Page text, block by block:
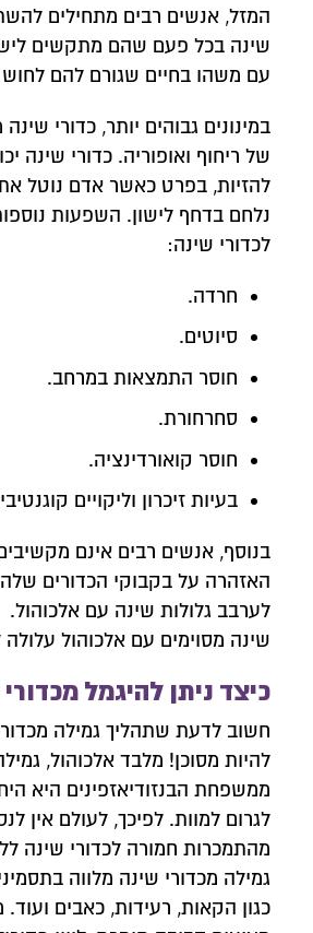
המזל, אנשים רבים מתחילים
שינה בכל פעם שהם מתקשים
עם משהו בחיים שגורם להם
במינונים גבוהים יותר, כדורי
של ריחוף ואופוריה. כדורי שינה
להזיות, בפרט כאשר אדם נוטל
נלחם בדחף לישון. השפעות
לכדורי שינה:
חרדה.
סיוטים.
חוסר התמצאות במרחב.
סחרחורת.
חוסר קואורדינציה.
בעיות זיכרון וליקויים
בנוסף, אנשים רבים אינם
האזהרה על בקבוקי הכדורים
לערבב גלולות שינה עם אלכוהול.
שינה מסוימים עם אלכוהול
כיצד ניתן להיגמל
חשוב לדעת שתהליך גמילה
להיות מסוכן! מלבד אלכוהול,
ממשפחת הבנזודיאזפינים היא
לגרום למוות. לפיכך, לעולם אין
מהתמכרות חמורה לכדורי שינה
גמילה מכדורי שינה מלווה
כגון הקאות, רעידות, כאבים ועוד.